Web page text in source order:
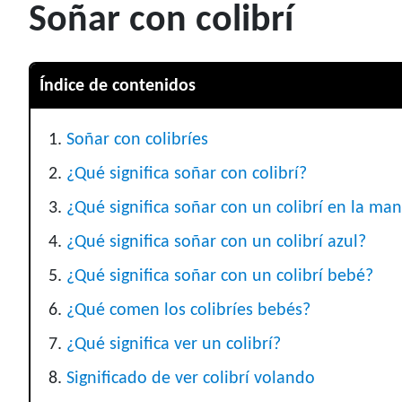
Soñar con colibrí
Índice de contenidos
Soñar con colibríes
¿Qué significa soñar con colibrí?
¿Qué significa soñar con un colibrí en la
¿Qué significa soñar con un colibrí azul?
¿Qué significa soñar con un colibrí bebé?
¿Qué comen los colibríes bebés?
¿Qué significa ver un colibrí?
Significado de ver colibrí volando